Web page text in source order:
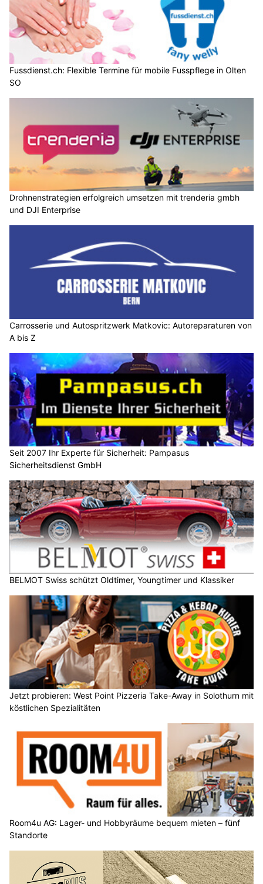
Fussdienst.ch: Flexible Termine für mobile Fusspflege in Olten
SO
Drohnenstrategien erfolgreich umsetzen mit trenderia gmbh
Carrosserie und Autospritzwerk Matkovic: Autoreparaturen von
Seit 2007 Ihr Experte für Sicherheit: Pampasus
Sicherheitsdienst GmbH
BELMOT Swiss schützt Oldtimer, Youngtimer und Klassiker
Jetzt probieren: West Point Pizzeria Take-Away in Solothurn mit
köstlichen Spezialitäten
Room4u AG: Lager- und Hobbyräume bequem mieten – fünf